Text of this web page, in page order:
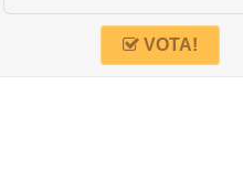
VOTA!